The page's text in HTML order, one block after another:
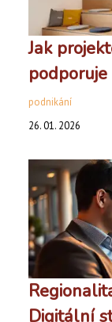
Jak
podnikání
26. 01. 2026
Digitální